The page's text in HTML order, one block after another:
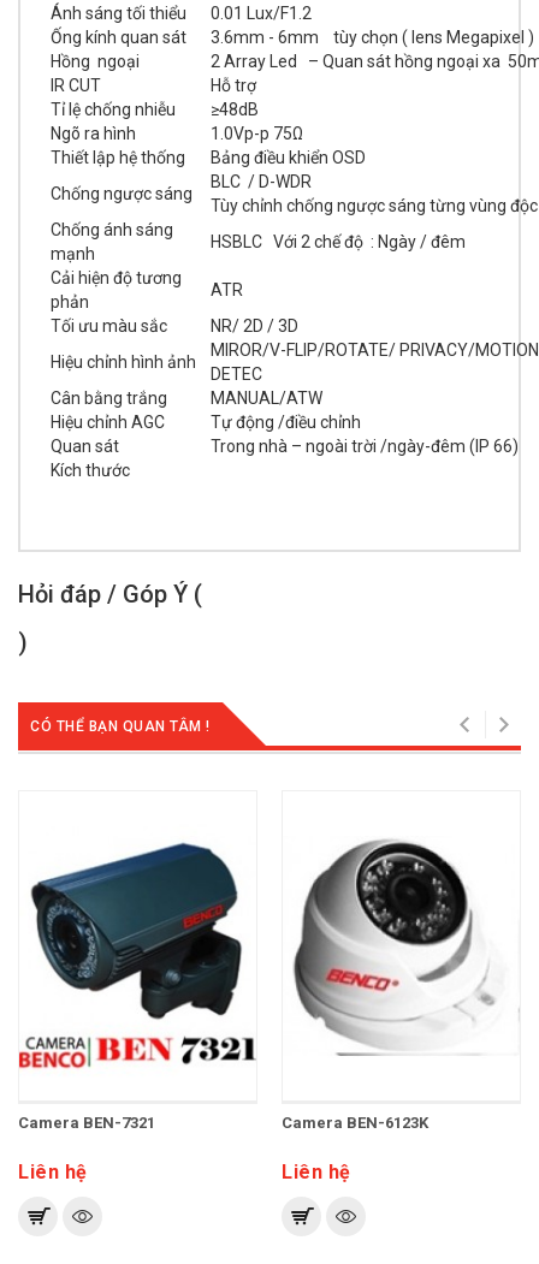
Ánh sáng tối thiểu
0.01 Lux/F1.2
Ống kính quan sát
3.6mm - 6mm tùy chọn ( lens Megapixel )
Hồng ngoại
2 Array Led – Quan sát hồng ngoại xa
IR CUT
Hỗ trợ
Tỉ lệ chống nhiễu
≥48dB
Ngõ ra hình
1.0Vp-p 75Ω
Thiết lập hệ thống
Bảng điều khiển OSD
Chống ngược sáng
BLC / D-WDR
Tùy chỉnh chống ngược sáng từng vùng
Chống ánh sáng
mạnh
HSBLC Với 2 chế độ : Ngày / đêm
Cải hiện độ tương
phản
ATR
Tối ưu màu sắc
NR/ 2D / 3D
Hiệu chỉnh hình ảnh
MIROR/V-FLIP/ROTATE/ PRIVACY/MOTION
DETEC
Cân bằng trắng
MANUAL/ATW
Hiệu chỉnh AGC
Tự động /điều chỉnh
Quan sát
Trong nhà – ngoài trời /ngày-đêm (IP 66)
Kích thước
Hỏi đáp / Góp Ý (
)
CÓ THỂ BẠN QUAN TÂM !
Camera BEN-7321
Liên hệ
Camera BEN-6123K
Liên hệ